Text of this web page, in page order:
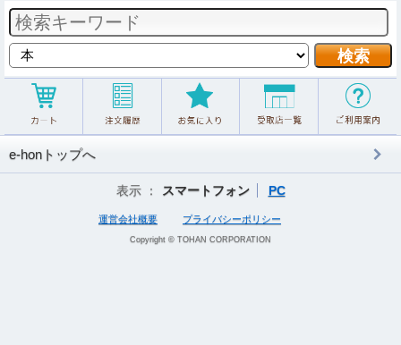
e-honトップへ
表示 ： スマートフォン PC
運営会社概要 プライバシーポリシー
Copyright © TOHAN CORPORATION